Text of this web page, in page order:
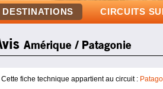
DESTINATIONS CIRCUITS
Amérique / Patagonie
Cette fiche technique appartient au circuit :